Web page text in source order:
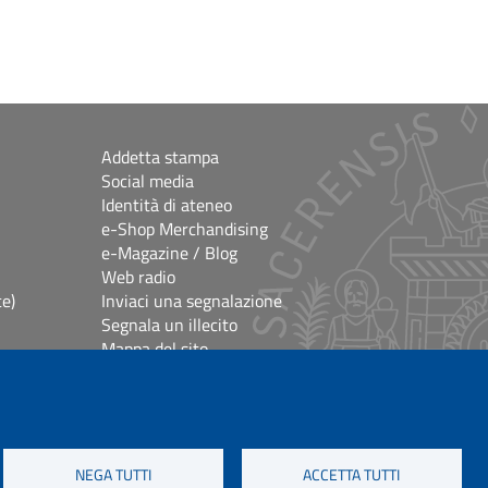
NEGA TUTTI ACCETTA TUTTI
Addetta stampa
Social media
Identità di ateneo
e-Shop Merchandising
e-Magazine / Blog
Web radio
Inviaci una segnalazione
Segnala un illecito
Mappa del sito